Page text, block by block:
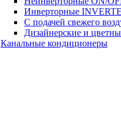
Инверторные
С подачей свежего
Дизайнерские и
Канальные кондиционеры